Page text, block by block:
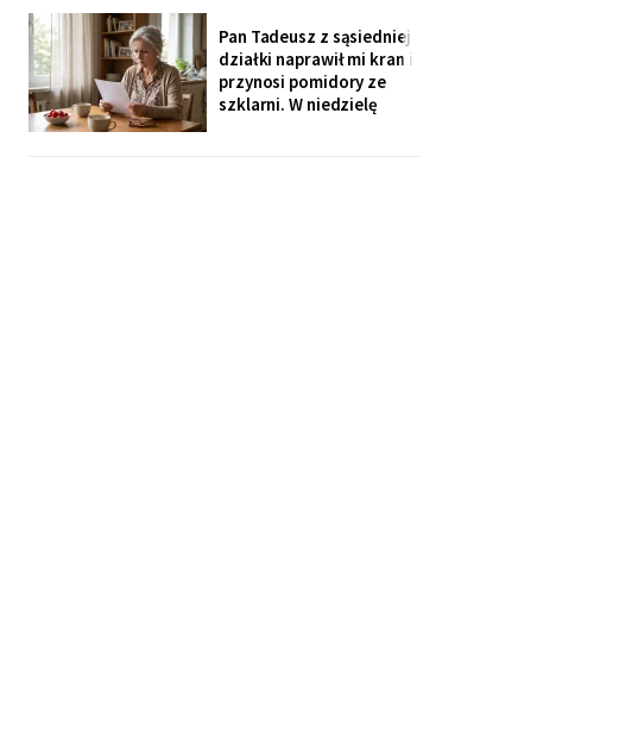
babcie. Córka obejrzała
dwa razy i powiedziała
tylko: „Mamo, mogłaś
chociaż zdjąć ten stary
fartuch".
Pan Tadeusz z sąsiedniej
działki naprawił mi kran i
przynosi pomidory ze
szklarni. W niedzielę